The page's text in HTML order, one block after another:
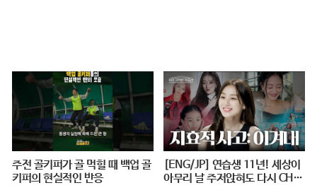
주전 골키퍼가 골 먹힐 때 백업 골
키퍼의 현실적인 반응
[ENG/JP] 연습생 11년! 세상이
아무리 날 주저앉혀도 다시 CHE